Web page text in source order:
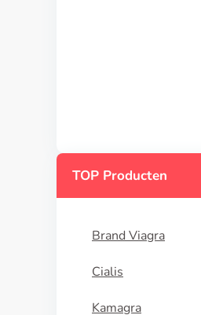
TOP Producten
Brand Viagra
Cialis
Kamagra